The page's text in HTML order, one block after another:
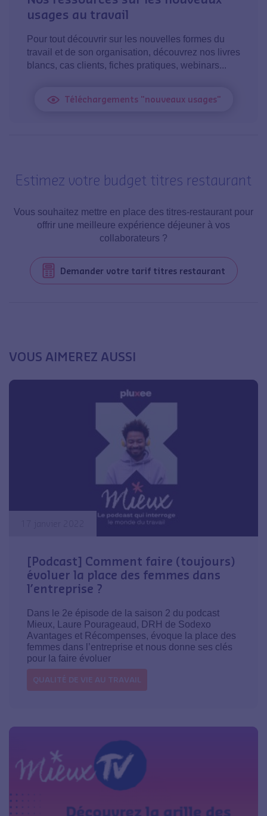
usages au travail
Pour tout découvrir sur les nouvelles formes du
travail et de son organisation, découvrez nos livres
blancs, cas clients, fiches pratiques, webinars...
Téléchargements "nouveaux usages"
Estimez votre budget titres restaurant
Vous souhaitez mettre en place des titres-restaurant pour
offrir une meilleure expérience déjeuner à vos
collaborateurs ?
Demander votre tarif titres restaurant
VOUS AIMEREZ AUSSI
[Podcast] Comment faire (toujours)
évoluer la place des femmes dans
l’entreprise ?
Dans le 2e épisode de la saison 2 du podcast
Mieux, Laure Pourageaud, DRH de Sodexo
Avantages et Récompenses, évoque la place des
femmes dans l’entreprise et nous donne ses clés
pour la faire évoluer
QUALITÉ DE VIE AU TRAVAIL